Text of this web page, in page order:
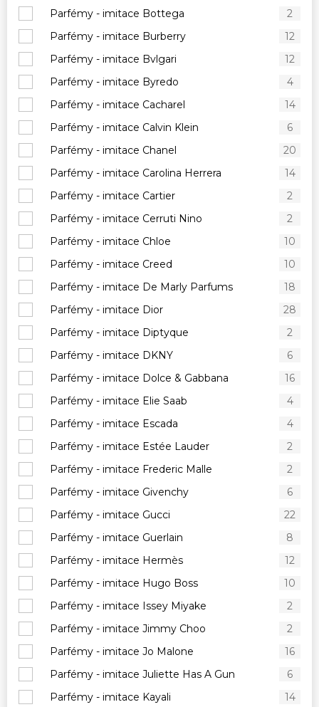
Parfémy - imitace Bottega
2
Parfémy - imitace Burberry
12
Parfémy - imitace Bvlgari
12
Parfémy - imitace Byredo
4
Parfémy - imitace Cacharel
14
Parfémy - imitace Calvin Klein
6
Parfémy - imitace Chanel
20
Parfémy - imitace Carolina Herrera
14
Parfémy - imitace Cartier
2
Parfémy - imitace Cerruti Nino
2
Parfémy - imitace Chloe
10
Parfémy - imitace Creed
10
Parfémy - imitace De Marly Parfums
18
Parfémy - imitace Dior
28
Parfémy - imitace Diptyque
2
Parfémy - imitace DKNY
6
Parfémy - imitace Dolce & Gabbana
16
Parfémy - imitace Elie Saab
4
Parfémy - imitace Escada
4
Parfémy - imitace Estée Lauder
2
Parfémy - imitace Frederic Malle
2
Parfémy - imitace Givenchy
6
Parfémy - imitace Gucci
22
Parfémy - imitace Guerlain
8
Parfémy - imitace Hermès
12
Parfémy - imitace Hugo Boss
10
Parfémy - imitace Issey Miyake
2
Parfémy - imitace Jimmy Choo
2
Parfémy - imitace Jo Malone
16
Parfémy - imitace Juliette Has A Gun
6
Parfémy - imitace Kayali
14